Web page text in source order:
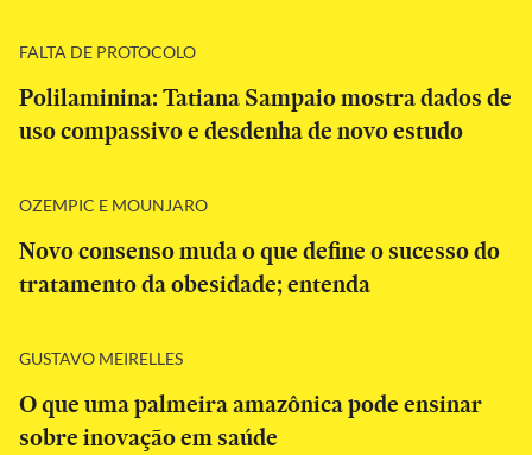
FALTA DE PROTOCOLO
Polilaminina: Tatiana Sampaio mostra dados de
uso compassivo e desdenha de novo estudo
OZEMPIC E MOUNJARO
Novo consenso muda o que define o sucesso do
tratamento da obesidade; entenda
GUSTAVO MEIRELLES
O que uma palmeira amazônica pode ensinar
sobre inovação em saúde